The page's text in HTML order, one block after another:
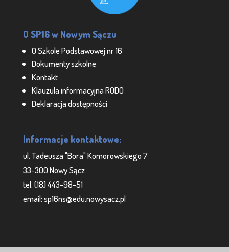
O SP16 w Nowym Sączu
O Szkole Podstawowej nr 16
Dokumenty szkolne
Kontakt
Klauzula informacyjna RODO
Deklaracja dostępności
Informacje kontaktowe:
ul. Tadeusza "Bora" Komorowskiego 7
33-300 Nowy Sącz
tel. (18) 443-98-51
email: sp16ns@edu.nowysacz.pl